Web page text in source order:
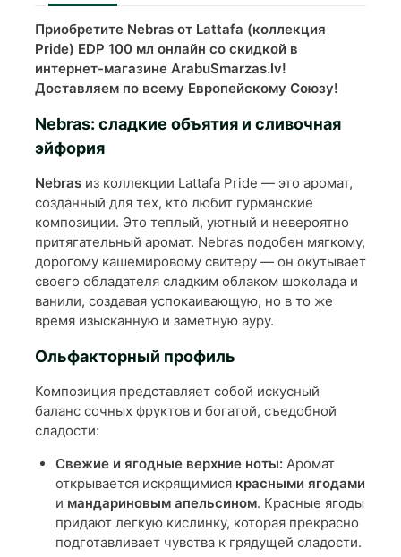
Приобретите Nebras от Lattafa (коллекция
Pride) EDP 100 мл онлайн со скидкой в
интернет-магазине ArabuSmarzas.lv!
Доставляем по всему Европейскому Союзу!
Nebras: сладкие объятия и сливочная
эйфория
Nebras из коллекции Lattafa Pride — это аромат,
созданный для тех, кто любит гурманские
композиции. Это теплый, уютный и невероятно
притягательный аромат. Nebras подобен мягкому,
дорогому кашемировому свитеру — он окутывает
своего обладателя сладким облаком шоколада и
ванили, создавая успокаивающую, но в то же
время изысканную и заметную ауру.
Ольфакторный профиль
Композиция представляет собой искусный
баланс сочных фруктов и богатой, съедобной
сладости:
Свежие и ягодные верхние ноты:Аромат
открывается искрящимися красными ягодами
и мандариновым апельсином. Красные ягоды
придают легкую кислинку, которая прекрасно
подготавливает чувства к грядущей сладости.